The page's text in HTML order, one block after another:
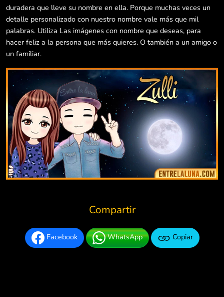
duradera que lleve su nombre en ella. Porque muchas veces un
detalle personalizado con nuestro nombre vale más que mil
palabras. Utiliza Las imágenes con nombre que deseas, para
hacer feliz a la persona que más quieres. O también a un amigo o
un familiar.
Compartir
Facebook WhatsApp Copiar